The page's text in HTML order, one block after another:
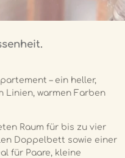
– ein heller,
Linien, warmen Farben
Raum für bis zu vier
Doppelbett sowie einer
für Paare, kleine